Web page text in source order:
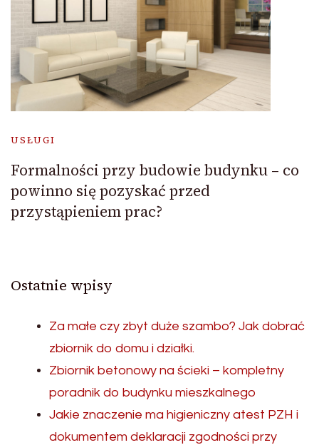
USŁUGI
Formalności przy budowie budynku – co
powinno się pozyskać przed
przystąpieniem prac?
Ostatnie wpisy
Za małe czy zbyt duże szambo? Jak dobrać
zbiornik do domu i działki.
Zbiornik betonowy na ścieki – kompletny
poradnik do budynku mieszkalnego
Jakie znaczenie ma higieniczny atest PZH i
dokumentem deklaracji zgodności przy